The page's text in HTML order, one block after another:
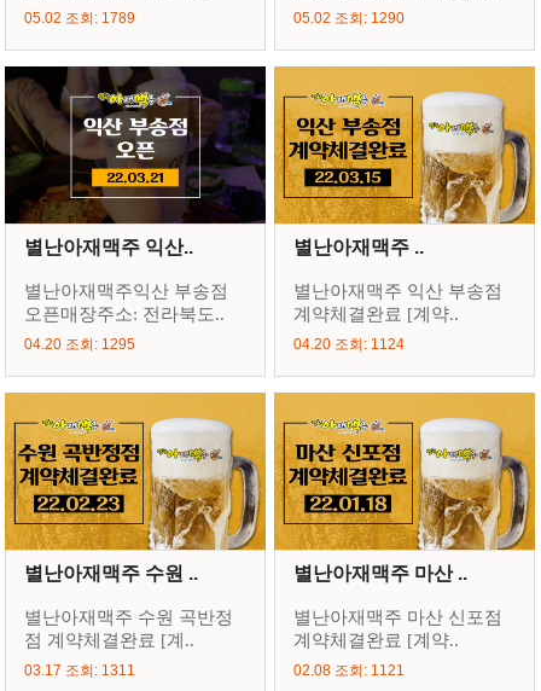
05.02 조회: 1789 05.02 조회: 1290
별난아재맥주 익산..
별난아재맥주익산 부송점
오픈매장주소: 전라북도..
04.20 조회: 1295
별난아재맥주 ..
별난아재맥주 익산 부송점
계약체결완료 [계약..
04.20 조회: 1124
별난아재맥주 수원 ..
별난아재맥주 수원 곡반정
점 계약체결완료 [계..
03.17 조회: 1311
별난아재맥주 마산 ..
별난아재맥주 마산 신포점
계약체결완료 [계약..
02.08 조회: 1121